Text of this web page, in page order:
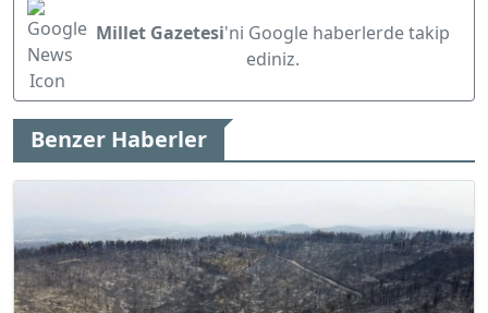
Millet Gazetesi'ni Google haberlerde takip
ediniz.
Benzer Haberler